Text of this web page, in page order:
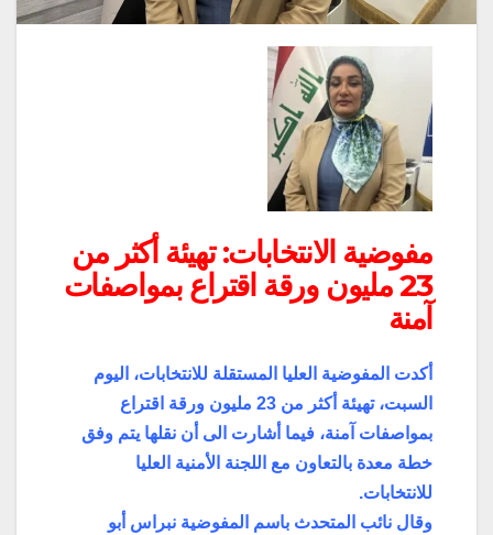
مفوضية الانتخابات: تهيئة أكثر من
23 مليون ورقة اقتراع بمواصفات
آمنة
أكدت المفوضية العليا المستقلة للانتخابات، اليوم
السبت، تهيئة أكثر من 23 مليون ورقة اقتراع
بمواصفات آمنة، فيما أشارت الى أن نقلها يتم وفق
خطة معدة بالتعاون مع اللجنة الأمنية العليا
للانتخابات.
وقال نائب المتحدث باسم المفوضية نبراس أبو